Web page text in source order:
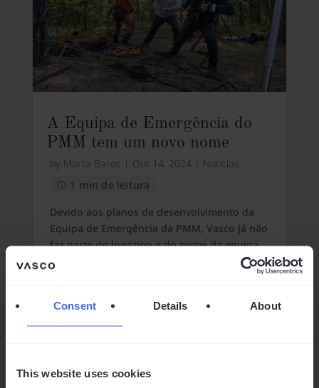
Consent Details About
This website uses cookies
A Equipa de Emergência do
PMM tem um novo nome
by Marta Baros Out 14, 2024
Notícias
1 min de leitura
Devido aos planos de desenvolvimento da
Equipa de Emergência da PMM, Vasco já não
faz parte do logótipo e do nome da equipa.
No entanto, a mudança não afeta a
cooperação contínua do Vasco com a Mis...